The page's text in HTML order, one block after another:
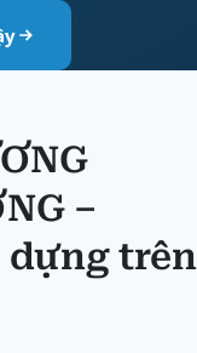
–
dựng trên